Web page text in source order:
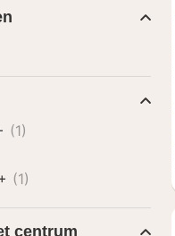
(1)
(1)
centrum